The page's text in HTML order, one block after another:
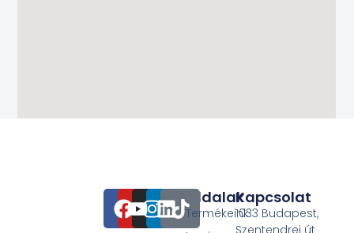
Oldalak
Termékeink
Kapcsolat
1033 Budapest,